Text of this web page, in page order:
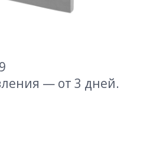
— от 3 дней.